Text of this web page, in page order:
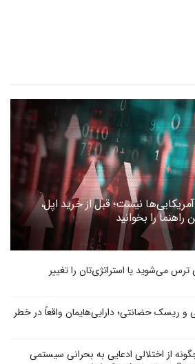
نیست؛ قبل از خرید اپل،
ترس می‌شوید یا استراتژی‌تان را تغییر
و ریسک حضانتی؛ دارایی‌هایمان واقعاً در خطر
از اختلالی ادعایی به بحرانی سیستمی